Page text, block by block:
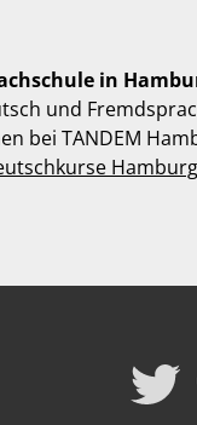
in
und
bei TANDEM
Hamburg